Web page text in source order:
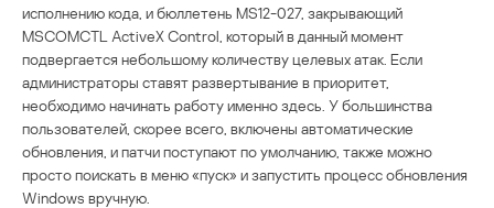
исполнению кода, и бюллетень MS12-027, закрывающий
MSCOMCTL ActiveX Control, который в данный момент
подвергается небольшому количеству целевых атак. Если
администраторы ставят развертывание в приоритет,
необходимо начинать работу именно здесь. У большинства
пользователей, скорее всего, включены автоматические
обновления, и патчи поступают по умолчанию, также можно
просто поискать в меню «пуск» и запустить процесс обновления
Windows вручную.